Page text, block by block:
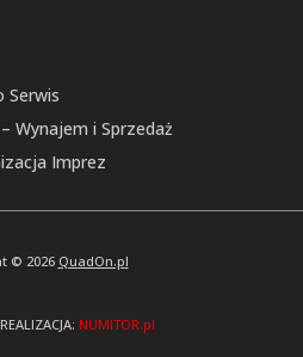
Serwis
Wynajem i Sprzedaż
Imprez
© 2026 QuadOn.pl
NUMITOR.pl